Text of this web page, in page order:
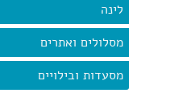
לינה
מסלולים ואתרים
מסעדות ובילויים